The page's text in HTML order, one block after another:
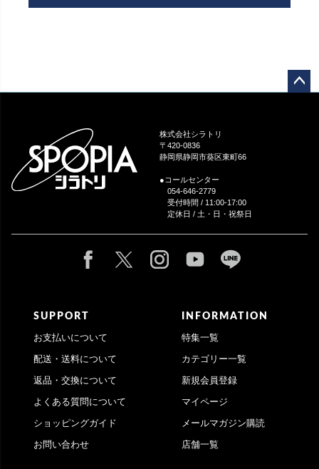
株式会社シラトリ
〒420-0836
静岡県静岡市葵区東町66
●コールセンター
054-646-2779
受付時間 / 11:00-17:00
定休日 / 土・日・祝祭日
SUPPORT
お支払いについて
配送・送料について
返品・交換について
よくある質問について
ショッピングガイド
お問い合わせ
INFORMATION
特集一覧
カテゴリー一覧
新規会員登録
マイページ
メールマガジン購読
店舗一覧